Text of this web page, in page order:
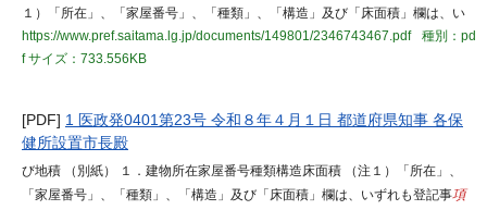
１）「所在」、「家屋番号」、「種類」、「構造」及び「床面積」欄は、い
https://www.pref.saitama.lg.jp/documents/149801/2346743467.pdf
種別：pd
fサイズ：733.556KB
[PDF] 1 医政発0401第23号 令和８年４月１日 都道府県知事 各保
健所設置市長殿
び地積 （別紙） １．建物所在家屋番号種類構造床面積 （注１）「所在」、
「家屋番号」、「種類」、「構造」及び「床面積」欄は、いずれも登記事項